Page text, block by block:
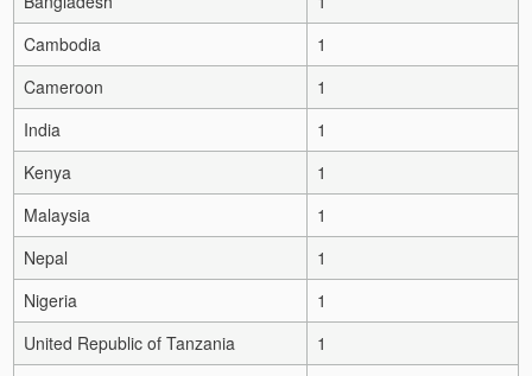
Cambodia
1
Cameroon
1
India
1
Kenya
1
Malaysia
1
Nepal
1
Nigeria
1
United Republic of Tanzania
1